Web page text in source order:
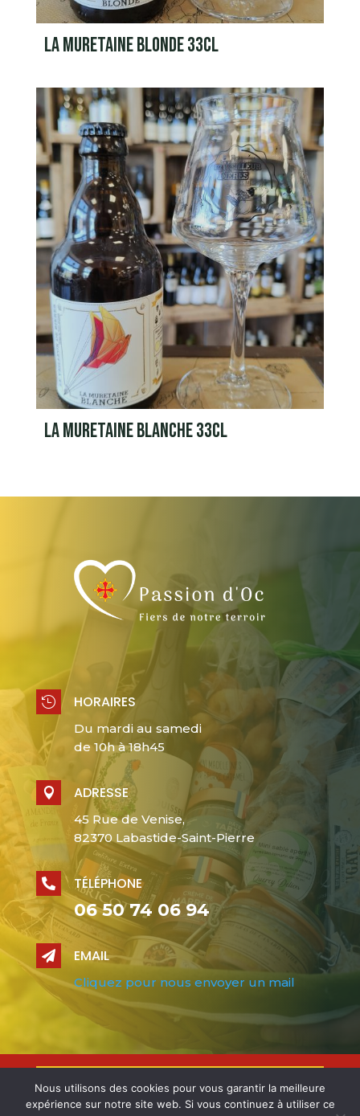
LA MURETAINE BLONDE 33CL
LA MURETAINE BLANCHE 33CL
 HORAIRES
Du mardi au samedi
de 10h à 18h45
 ADRESSE
45 Rue de Venise,
82370 Labastide-Saint-Pierre
 TÉLÉPHONE
06 50 74 06 94
 EMAIL
Cliquez pour nous envoyer un mail
Design et Conception cloverconseil.fr –
Nous utilisons des cookies pour vous garantir la meilleure
expérience sur notre site web. Si vous continuez à utiliser ce